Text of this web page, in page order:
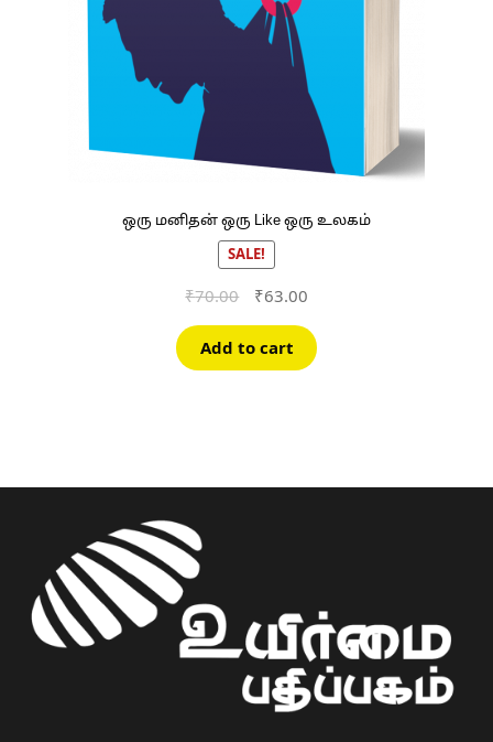
ஒரு மனிதன் ஒரு Like ஒரு உலகம்
SALE!
₹70.00
Original
was:
₹70.00.
₹63.00Current
is:
₹63.00.
Add to cart